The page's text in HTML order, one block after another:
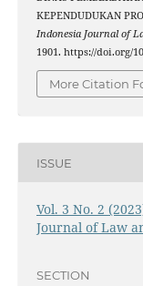
KEPENDUDUKAN
Indonesia Journal of
1901. https://doi.org/
More Citation
ISSUE
Vol. 3 No. 2
Journal of Law
SECTION